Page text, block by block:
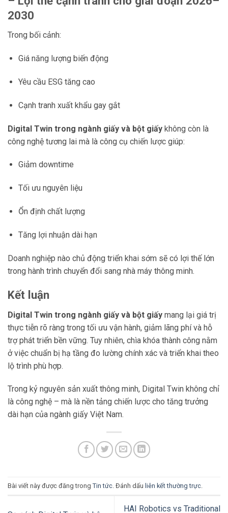
2030
Trong bối cảnh:
Giá năng lượng biến động
Yêu cầu ESG tăng cao
Cạnh tranh xuất khẩu gay gắt
Digital Twin trong ngành giấy và bột giấy không còn là
công nghệ tương lai mà là công cụ chiến lược giúp:
Giảm downtime
Tối ưu nguyên liệu
Ổn định chất lượng
Tăng lợi nhuận dài hạn
Doanh nghiệp nào chủ động triển khai sớm sẽ có lợi thế lớn
trong hành trình chuyển đổi sang nhà máy thông minh.
Kết luận
Digital Twin trong ngành giấy và bột giấy mang lại giá trị
thực tiễn rõ ràng trong tối ưu vận hành, giảm lãng phí và hỗ
trợ phát triển bền vững. Tuy nhiên, chìa khóa thành công nằm
ở việc chuẩn bị hạ tầng đo lường chính xác và triển khai theo
lộ trình phù hợp.
Trong kỷ nguyên sản xuất thông minh, Digital Twin không chỉ
là công nghệ – mà là nền tảng chiến lược cho tăng trưởng
dài hạn của ngành giấy Việt Nam.
Bài viết này được đăng trong Tin tức . Đánh dấu liên kết thường trực
HAI Robotics vs Traditional